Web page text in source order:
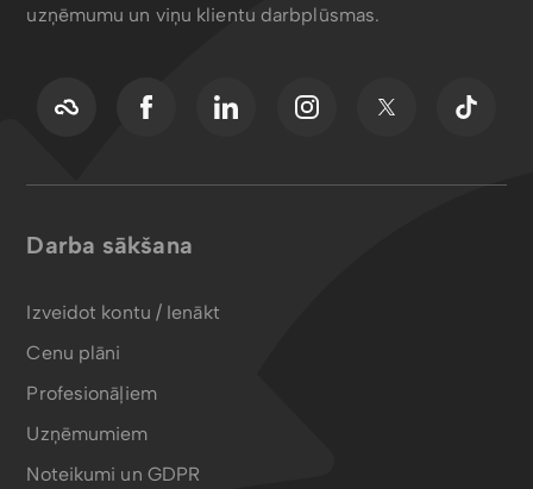
uzņēmumu un viņu klientu darbplūsmas.
Darba sākšana
Izveidot kontu / Ienākt
Cenu plāni
Profesionāļiem
Uzņēmumiem
Noteikumi un GDPR